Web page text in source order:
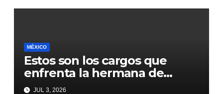
MÉXICO
Estos son los cargos que
enfrenta la hermana de
Emilio Lozoya
JUL 3, 2026